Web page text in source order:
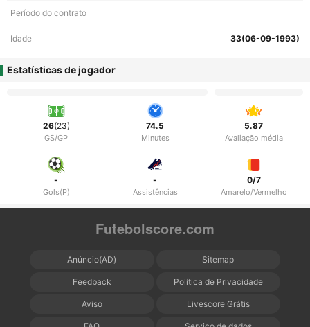
Período do contrato
Idade 33(06-09-1993)
Estatísticas de jogador
26(23)
GS/GP
74.5
Minutes
5.87
Avaliação média
-
Gols(P)
-
Assistências
0/7
Amarelo/Vermelho
Futebolscore.com
Anúncio(AD) Sitemap
Feedback Política de Privacidade
Aviso Livescore Grátis